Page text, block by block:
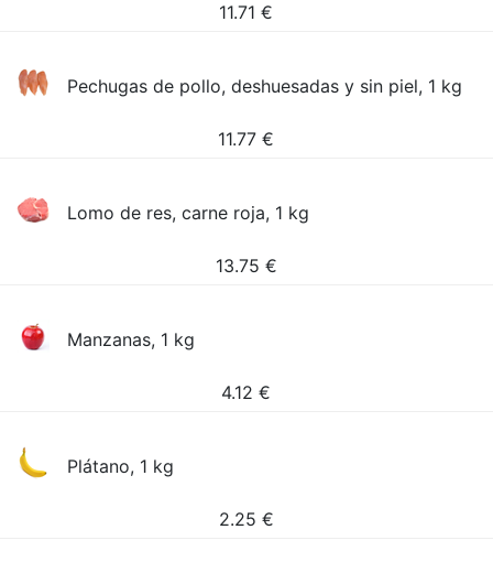
11.71 €
Pechugas de pollo, deshuesadas y sin piel, 1 kg
11.77 €
Lomo de res, carne roja, 1 kg
13.75 €
Manzanas, 1 kg
4.12 €
Plátano, 1 kg
2.25 €